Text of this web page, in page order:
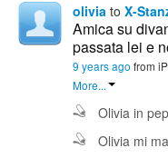
olivia to X-
Amica su
passata lei e
9 years ago from
More...
Olivia in
Olivia mi